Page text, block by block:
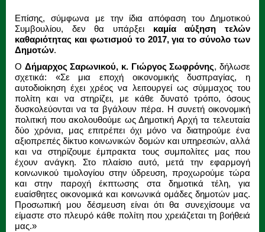
Επίσης, σύμφωνα με την ίδια απόφαση του Δημοτικού
Συμβουλίου, δεν θα υπάρξει καμία αύξηση τελών
καθαριότητας και φωτισμού το 2017, για το σύνολο των
Δημοτών.
Ο Δήμαρχος Σαρωνικού, κ. Γιώργος Σωφρόνης, δήλωσε
σχετικά: «Σε μια εποχή οικονομικής δυσπραγίας, η
αυτοδιοίκηση έχει χρέος να λειτουργεί ως σύμμαχος του
πολίτη και να στηρίζει, με κάθε δυνατό τρόπο, όσους
δυσκολεύονται να τα βγάλουν πέρα. Η συνετή οικονομική
πολιτική που ακολουθούμε ως Δημοτική Αρχή τα τελευταία
δύο χρόνια, μας επιτρέπει όχι μόνο να διατηρούμε ένα
αξιοπρεπές δίκτυο κοινωνικών δομών και υπηρεσιών, αλλά
και να στηρίζουμε έμπρακτα τους συμπολίτες μας που
έχουν ανάγκη. Στο πλαίσιο αυτό, μετά την εφαρμογή
κοινωνικού τιμολογίου στην ύδρευση, προχωρούμε τώρα
και στην παροχή έκπτωσης στα δημοτικά τέλη, για
ευαίσθητες οικονομικά και κοινωνικά ομάδες δημοτών μας.
Προσωπική μου δέσμευση είναι ότι θα συνεχίσουμε να
είμαστε στο πλευρό κάθε πολίτη που χρειάζεται τη βοήθειά
μας.»